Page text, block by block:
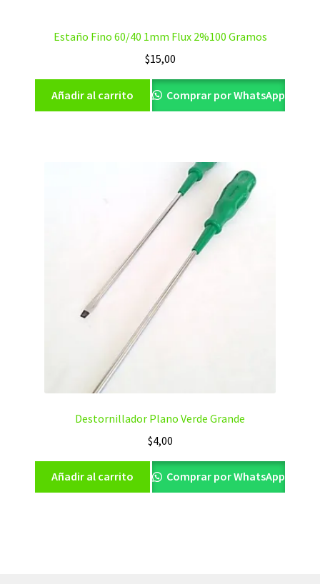
Estaño Fino 60/40 1mm Flux 2%100 Gramos
$15,00
Añadir al carrito Comprar por WhatsApp
Destornillador Plano Verde Grande
$4,00
Añadir al carrito Comprar por WhatsApp